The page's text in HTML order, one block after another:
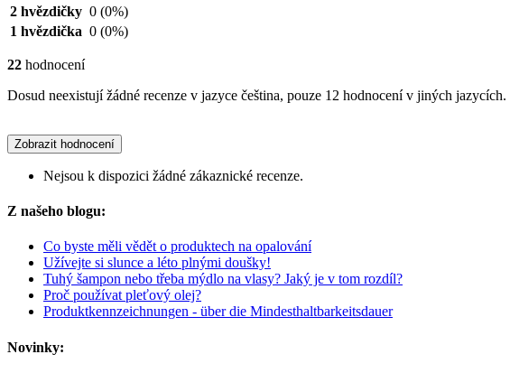
2 hvězdičky 0 (0%)
1 hvězdička 0 (0%)
22 hodnocení
Dosud neexistují žádné recenze v jazyce čeština, pouze 12 hodnocení v jiných jazycích.
Zobrazit hodnocení
Nejsou k dispozici žádné zákaznické recenze.
Z našeho blogu:
Co byste měli vědět o produktech na opalování
Užívejte si slunce a léto plnými doušky!
Tuhý šampon nebo třeba mýdlo na vlasy? Jaký je v tom rozdíl?
Proč používat pleťový olej?
Produktkennzeichnungen - über die Mindesthaltbarkeitsdauer
Novinky: